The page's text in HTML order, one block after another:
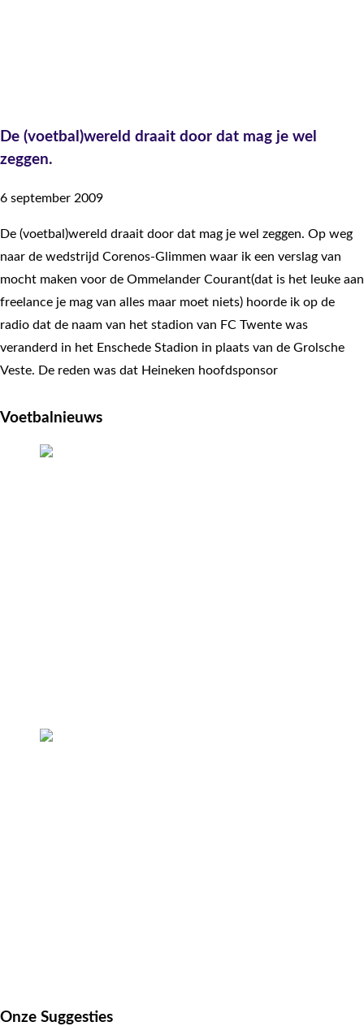
De (voetbal)wereld draait door dat mag je wel
zeggen.
6 september 2009
De (voetbal)wereld draait door dat mag je wel zeggen. Op weg
naar de wedstrijd Corenos-Glimmen waar ik een verslag van
mocht maken voor de Ommelander Courant(dat is het leuke aan
freelance je mag van alles maar moet niets) hoorde ik op de
radio dat de naam van het stadion van FC Twente was
veranderd in het Enschede Stadion in plaats van de Grolsche
Veste. De reden was dat Heineken hoofdsponsor
Voetbalnieuws
Onze Suggesties